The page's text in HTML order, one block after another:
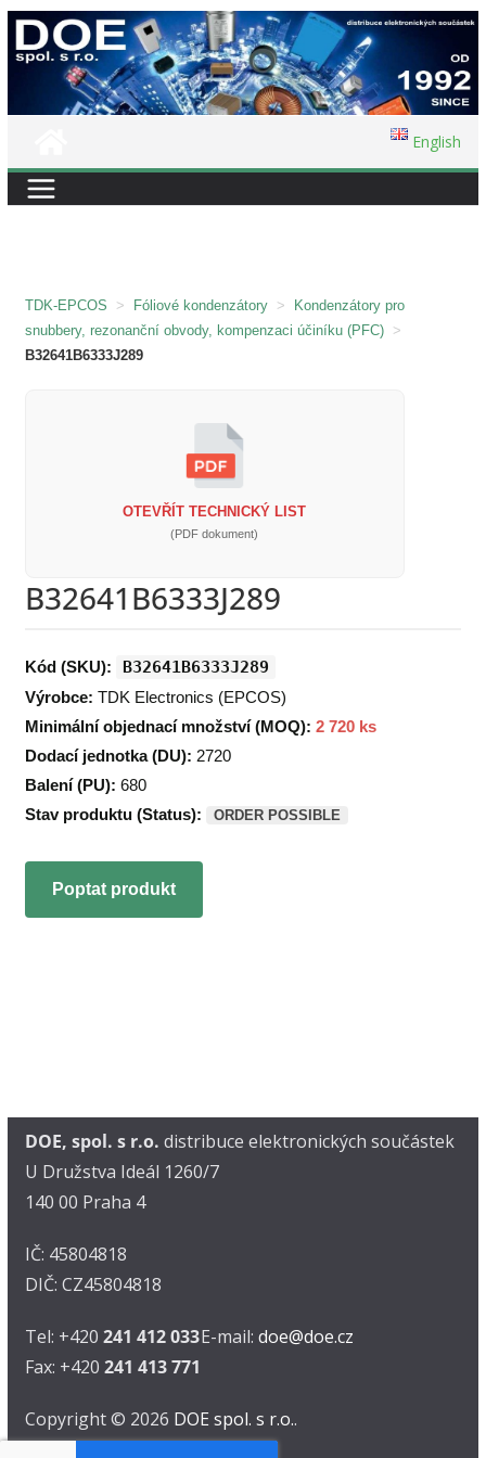
Přeskočit
na
English
TDK-EPCOS > Fóliové kondenzátory >
Kondenzátory pro
snubbery, rezonanční obvody, kompenzaci účiníku (PFC) >
B32641B6333J289
OTEVŘÍT TECHNICKÝ LIST
(PDF dokument)
B32641B6333J289
Kód (SKU): B32641B6333J289
Výrobce: TDK Electronics (EPCOS)
Minimální objednací množství (MOQ): 2 720 ks
Dodací jednotka (DU): 2720
Balení (PU): 680
Stav produktu (Status):
ORDER POSSIBLE
Poptat produkt
DOE, spol. s r.o. distribuce elektronických součástek
U Družstva Ideál 1260/7
140 00 Praha 4
IČ: 45804818
DIČ: CZ45804818
Tel: +420 241 412 033
Fax: +420 241 413 771
E-mail: doe@doe.cz
Copyright © 2026 DOE spol. s r.o..